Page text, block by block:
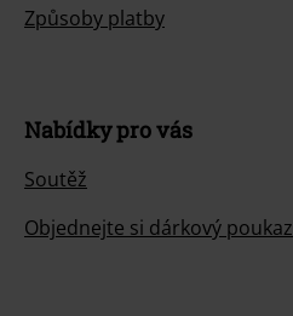
Způsoby platby
Nabídky pro vás
Soutěž
Objednejte si dárkový poukaz